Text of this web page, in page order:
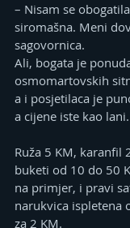
– Nisam se
siromašna. Meni
sagovornica.
Ali, bogata je
osmomartovskih
a i posjetilaca je
a cijene iste kao lani.
Ruža 5 KM, karanfil
buketi od 10 do 50
na primjer, i pravi
narukvica ispletena
za 2 KM.